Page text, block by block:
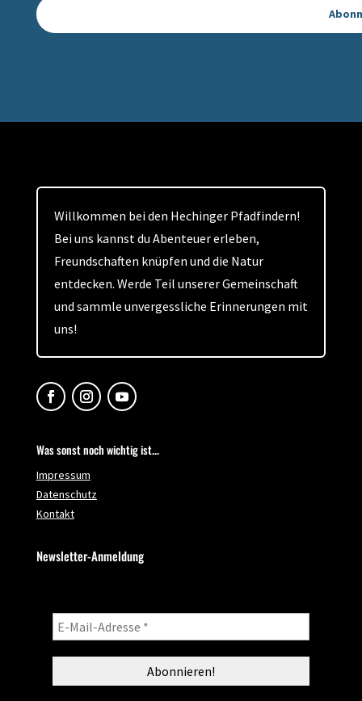
Willkommen bei den Hechinger Pfadfindern!
Bei uns kannst du Abenteuer erleben,
Freundschaften knüpfen und die Natur
entdecken. Werde Teil unserer Gemeinschaft
und sammle unvergessliche Erinnerungen mit
uns!
Was sonst noch wichtig ist...
Impressum
Datenschutz
Kontakt
Newsletter-Anmeldung